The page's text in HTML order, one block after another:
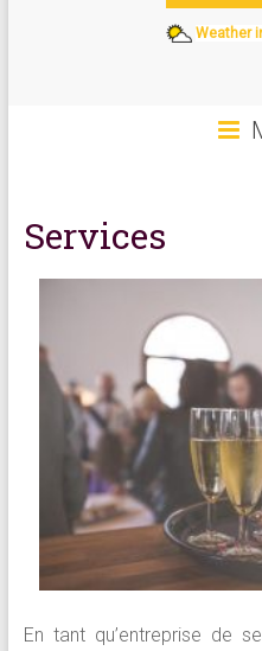
Weather
Services
En tant qu’entreprise de